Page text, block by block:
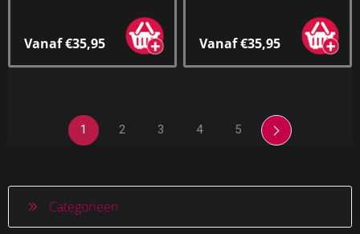
Vanaf €35,95 Vanaf €35,95
1 2 3 4 5
Categorieen